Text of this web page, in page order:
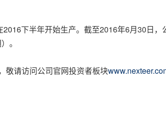
下半年开始生产。截至2016年6月30日
。
敬请访问公司官网投资者板块